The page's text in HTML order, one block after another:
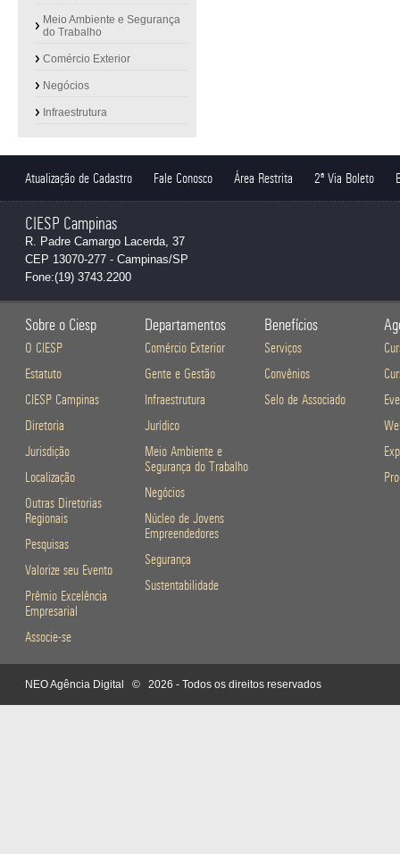
Meio Ambiente e Segurança
do Trabalho
Comércio Exterior
Negócios
Infraestrutura
Atualização de Cadastro Fale Conosco Área Restrita 2ª Via Boleto
CIESP Campinas
R. Padre Camargo Lacerda, 37
CEP 13070-277 - Campinas/SP
Fone:(19) 3743.2200
Sobre o Ciesp
O CIESP
Estatuto
CIESP Campinas
Diretoria
Jurisdição
Localização
Outras Diretorias
Regionais
Pesquisas
Valorize seu Evento
Prêmio Excelência
Empresarial
Associe-se
Departamentos
Comércio Exterior
Gente e Gestão
Infraestrutura
Jurídico
Meio Ambiente e
Segurança do Trabalho
Negócios
Núcleo de Jovens
Empreendedores
Segurança
Sustentabilidade
Benefícios
Serviços
Convênios
Selo de Associado
NEO Agência Digital © 2026 - Todos os direitos reservados